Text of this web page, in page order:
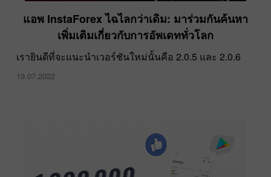
โอลิมปิกฤดูหนาว 2022
แอพ InstaForex ไฉไลกว่าเดิม: มาร่วมกันค้นหา
เพิ่มเติมเกี่ยวกับการอัพเดททั่วโลก
เรายินดีที่จะแนะนำเวอร์ชันใหม่นั้นคือ 2.0.5 และ 2.0.6
19.07.2022